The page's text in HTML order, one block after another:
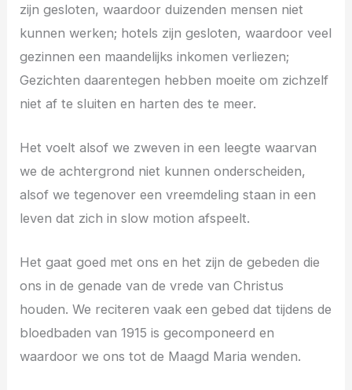
zijn gesloten, waardoor duizenden mensen niet
kunnen werken; hotels zijn gesloten, waardoor veel
gezinnen een maandelijks inkomen verliezen;
Gezichten daarentegen hebben moeite om zichzelf
niet af te sluiten en harten des te meer.
Het voelt alsof we zweven in een leegte waarvan
we de achtergrond niet kunnen onderscheiden,
alsof we tegenover een vreemdeling staan in een
leven dat zich in slow motion afspeelt.
Het gaat goed met ons en het zijn de gebeden die
ons in de genade van de vrede van Christus
houden. We reciteren vaak een gebed dat tijdens de
bloedbaden van 1915 is gecomponeerd en
waardoor we ons tot de Maagd Maria wenden.